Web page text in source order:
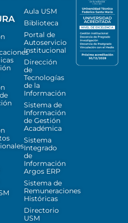
Aula USM
Biblioteca
Portal de
Autoservicio
Institucional
Dirección
de
Tecnologías
de la
Información
Sistema de
Información
de Gestión
Académica
Sistema
Integrado
de
Información
Argos ERP
Sistema de
Remuneraciones
Históricas
Directorio
USM